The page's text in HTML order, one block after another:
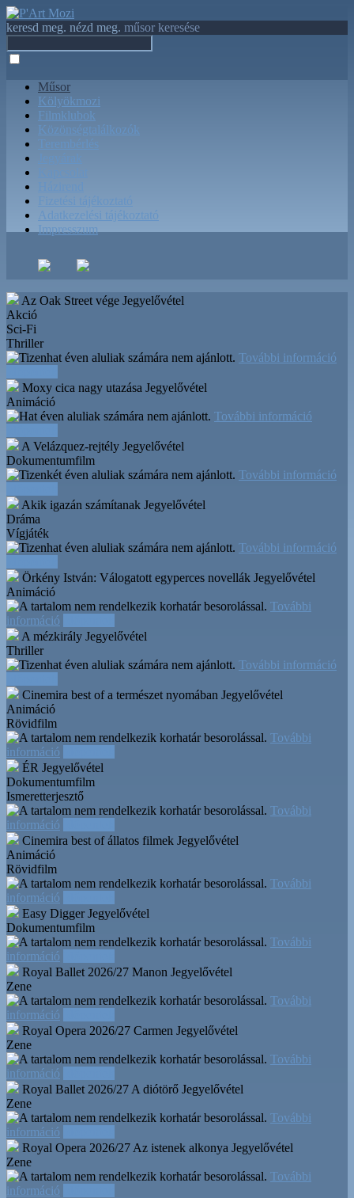
keresd meg. nézd meg. műsor keresése
Műsor
Kölyökmozi
Filmklubok
Közönségtalálkozók
Terembérlés
Jegyárak
Fizetési tájékoztató
Adatkezelési tájékoztató
Impresszum
Az Oak Street vége Jegyelővétel
Akció
Sci-Fi
Thriller
További információ
Moxy cica nagy utazása Jegyelővétel
Animáció
További információ
A Velázquez-rejtély Jegyelővétel
Dokumentumfilm
További információ
Akik igazán számítanak Jegyelővétel
Dráma
Vígjáték
További információ
Örkény István: Válogatott egyperces novellák Jegyelővétel
Animáció
További
információ
A mézkirály Jegyelővétel
Thriller
További információ
Cinemira best of a természet nyomában Jegyelővétel
Animáció
Rövidfilm
További
információ
ÉR Jegyelővétel
Dokumentumfilm
Ismeretterjesztő
További
információ
Cinemira best of állatos filmek Jegyelővétel
Animáció
Rövidfilm
További
információ
Easy Digger Jegyelővétel
Dokumentumfilm
További
információ
Royal Ballet 2026/27 Manon Jegyelővétel
Zene
További
információ
Royal Opera 2026/27 Carmen Jegyelővétel
Zene
További
információ
Royal Ballet 2026/27 A diótörő Jegyelővétel
Zene
További
információ
Royal Opera 2026/27 Az istenek alkonya Jegyelővétel
Zene
További
információ